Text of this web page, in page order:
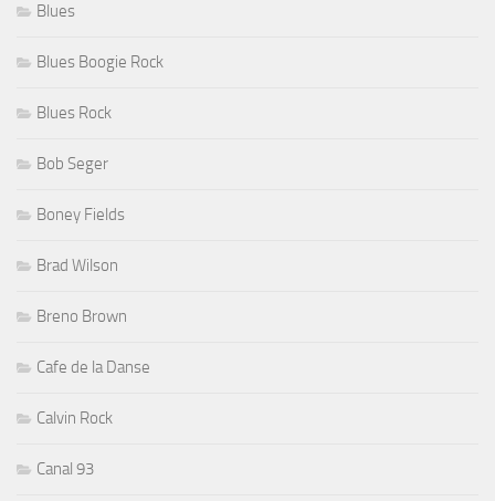
Blues
Blues Boogie Rock
Blues Rock
Bob Seger
Boney Fields
Brad Wilson
Breno Brown
Cafe de la Danse
Calvin Rock
Canal 93